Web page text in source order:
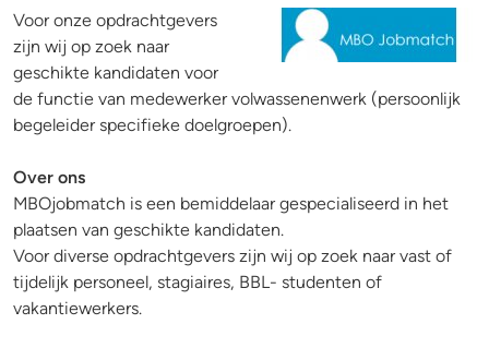
Voor onze opdrachtgevers
zijn wij op zoek naar
geschikte kandidaten voor
de functie van medewerker volwassenenwerk (persoonlijk
begeleider specifieke doelgroepen).
Over ons
MBOjobmatch is een bemiddelaar gespecialiseerd in het
plaatsen van geschikte kandidaten.
Voor diverse opdrachtgevers zijn wij op zoek naar vast of
tijdelijk personeel, stagiaires, BBL- studenten of
vakantiewerkers.